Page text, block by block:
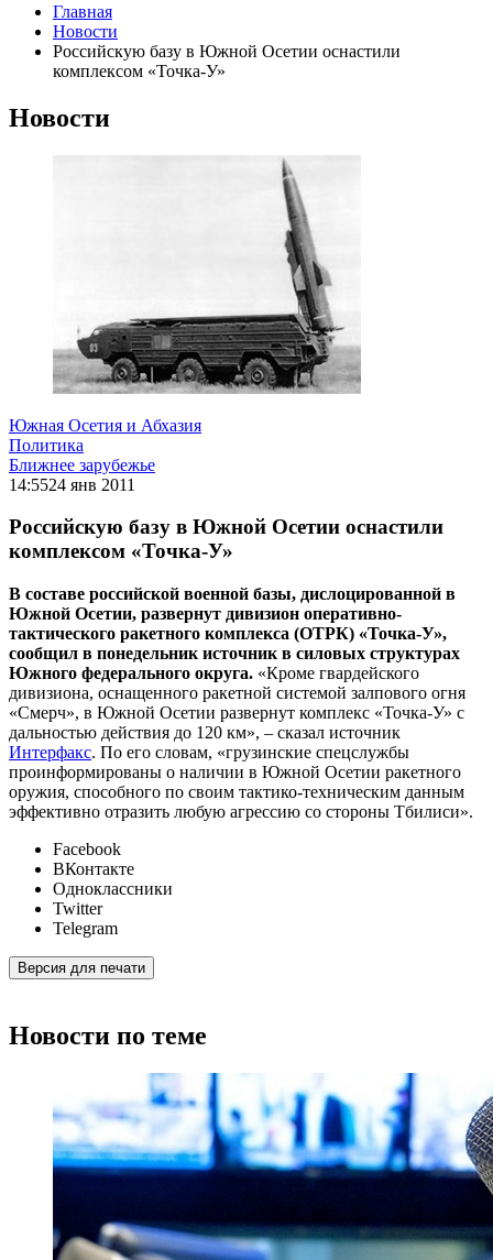
Главная
Новости
Российскую базу в Южной Осетии оснастили
комплексом «Точка-У»
Новости
Южная Осетия и Абхазия
Политика
Ближнее зарубежье
14:5524 янв 2011
Российскую базу в Южной Осетии оснастили
комплексом «Точка-У»
В составе российской военной базы, дислоцированной в
Южной Осетии, развернут дивизион оперативно-
тактического ракетного комплекса (ОТРК) «Точка-У»,
сообщил в понедельник источник в силовых структурах
Южного федерального округа. «Кроме гвардейского
дивизиона, оснащенного ракетной системой залпового огня
«Смерч», в Южной Осетии развернут комплекс «Точка-У» с
дальностью действия до 120 км», – сказал источник
Интерфакс. По его словам, «грузинские спецслужбы
проинформированы о наличии в Южной Осетии ракетного
оружия, способного по своим тактико-техническим данным
эффективно отразить любую агрессию со стороны Тбилиси».
Facebook
ВКонтакте
Одноклассники
Twitter
Telegram
Версия для печати
Новости по теме